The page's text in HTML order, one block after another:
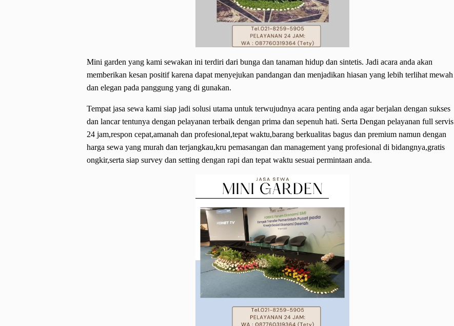
Mini garden yang kami sewakan ini terdiri dari bunga dan tanaman hidup dan sintetis. Jadi acara anda akan
memberikan kesan positif karena dapat menyejukan pandangan dan menjadikan hiasan yang lebih terlihat mewah
dan elegan pada panggung yang di gunakan.
Tempat jasa sewa kami siap jadi solusi utama untuk terwujudnya acara penting anda agar berjalan dengan sukses
dan lancar tentunya dengan pelayanan terbaik dengan prima dan sepenuh hati. Serta Dengan pelayanan full servis
24 jam,respon cepat,amanah dan profesional,tepat waktu,barang berkualitas bagus dan premium namun dengan
harga sewa yang murah dan terjangkau,kru pemasangan dan management yang profesional di bidangnya,gratis
ongkir,serta siap survey dan setting dengan rapi dan tepat waktu sesuai permintaan anda.